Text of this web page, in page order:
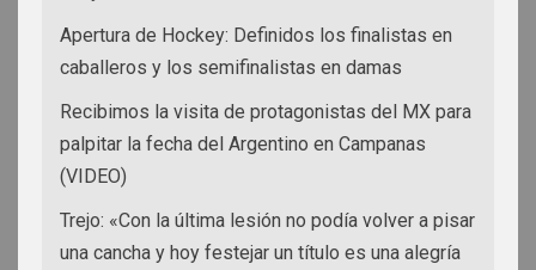
Apertura de Hockey: Definidos los finalistas en
caballeros y los semifinalistas en damas
Recibimos la visita de protagonistas del MX para
palpitar la fecha del Argentino en Campanas
(VIDEO)
Trejo: «Con la última lesión no podía volver a pisar
una cancha y hoy festejar un título es una alegría